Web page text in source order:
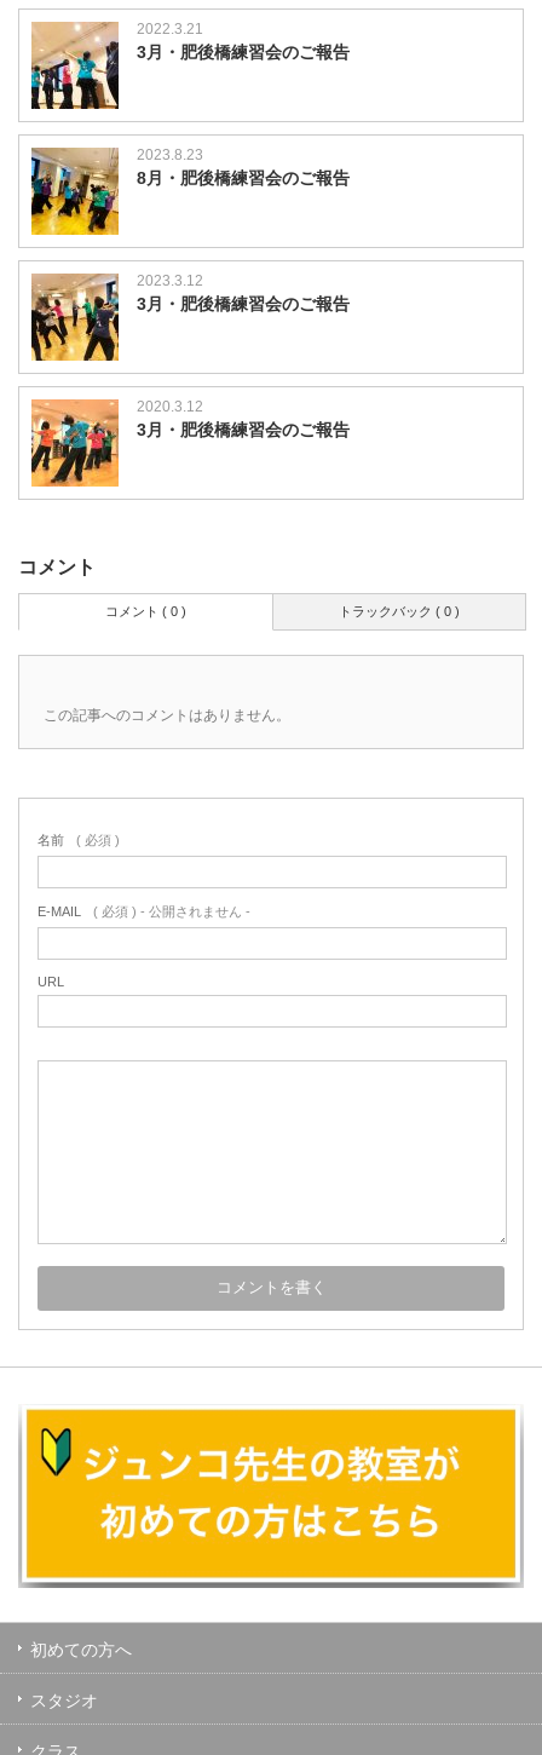
2022.3.21
3月・肥後橋練習会のご報告
2023.8.23
8月・肥後橋練習会のご報告
2023.3.12
3月・肥後橋練習会のご報告
2020.3.12
3月・肥後橋練習会のご報告
コメント
トラックバック ( 0 )
コメント ( 0 )
この記事へのコメントはありません。
名前 ( 必須 )
E-MAIL ( 必須 ) - 公開されません -
URL
初めての方へ
スタジオ
クラス